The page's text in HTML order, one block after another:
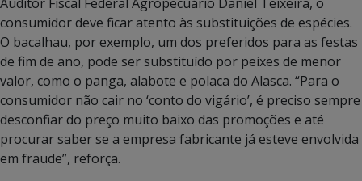
consumidor deve ficar atento às substituições de espécies.
O bacalhau, por exemplo, um dos preferidos para as festas
de fim de ano, pode ser substituído por peixes de menor
valor, como o panga, alabote e polaca do Alasca. “Para o
consumidor não cair no ‘conto do vigário’, é preciso sempre
desconfiar do preço muito baixo das promoções e até
procurar saber se a empresa fabricante já esteve envolvida
em fraude”, reforça.